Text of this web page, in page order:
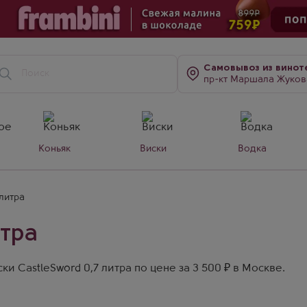
Самовывоз из
пр-кт Маршала Жукова, д.
Коньяк Виски Водка
CastleSword 0,7 литра по цене за 3 500 ₽ в Москве.